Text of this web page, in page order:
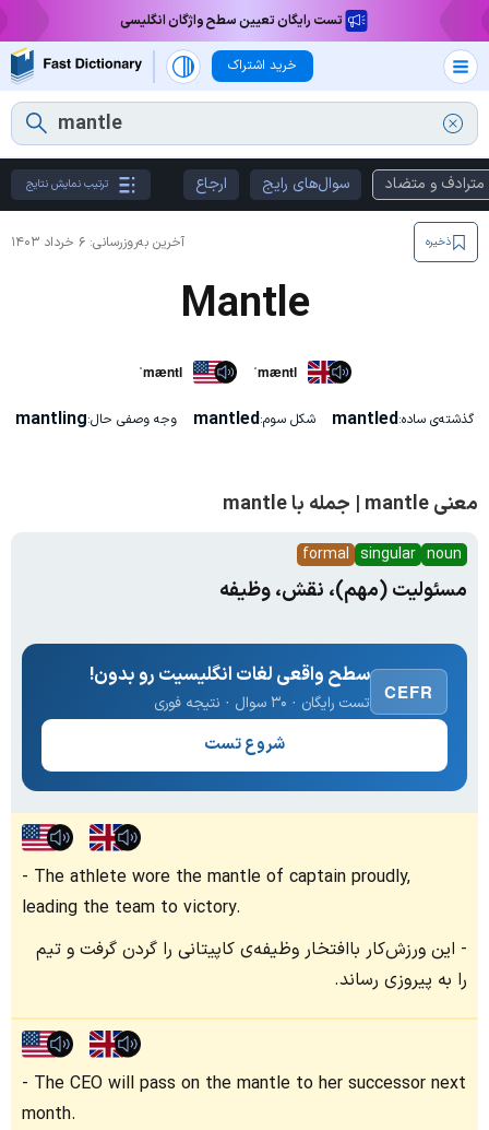
تست رایگان تعیین سطح واژگان انگلیسی
خرید اشتراک
مترادف و متضاد سوال‌های رایج ارجاع ترتیب نمایش نتایج
آخرین به‌روزرسانی: ۶ خرداد ۱۴۰۳ ذخیره
Mantle
ˈmæntl ˈmæntl
گذشته‌ی ساده:mantled شکل سوم:mantled وجه وصفی حال:mantling
معنی mantle | جمله با mantle
noun
singular
formal
مسئولیت (مهم)، نقش، وظیفه
CEFR
سطح واقعی لغات انگلیسیت رو بدون!
تست رایگان · ۳۰ سوال · نتیجه فوری
شروع تست
The athlete wore the mantle of captain proudly,
leading the team to victory.
این ورزش‌کار باافتخار وظیفه‌ی کاپیتانی را گردن گرفت و تیم
را به پیروزی رساند.
The CEO will pass on the mantle to her successor next
month.